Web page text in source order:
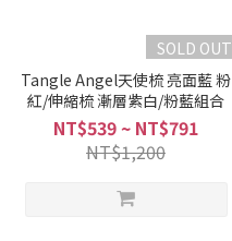
SOLD OUT
Tangle Angel天使梳 亮面藍 粉
紅/伸縮梳 漸層紫白/粉藍組合
NT$539 ~ NT$791
NT$1,200